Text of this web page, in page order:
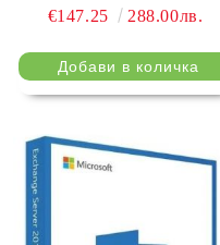
€147.25
288.00лв.